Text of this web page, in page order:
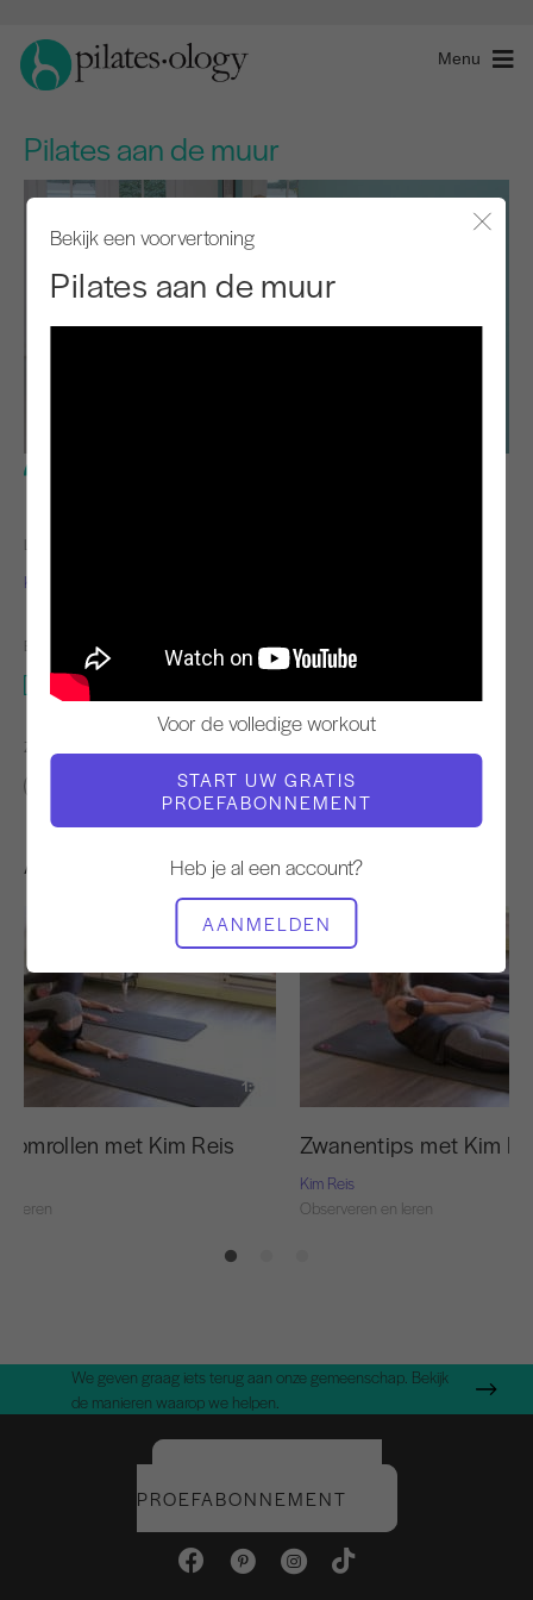
Menu
Pilates aan de muur
Bekijk een voorvertoning
Pilates aan de muur
Voor de volledige workout
START UW GRATIS
PROEFABONNEMENT
Heb je al een account?
AANMELDEN
LERAAR
Kim Reis
BENODIGDE APPARATUUR
Staand Pilates & De Muur
ZOEK VERGELIJKBARE LESSEN VOOR
30 - 40 min Staand Pilates & De Muur
Andere workouts die je misschien leuk vindt
1:18
omrollen met Kim Reis
leren
Zwanentips met Kim
Kim Reis
Observeren en leren
We geven graag iets terug aan onze gemeenschap. Bekijk
de manieren waarop we helpen.
PROEFABONNEMENT